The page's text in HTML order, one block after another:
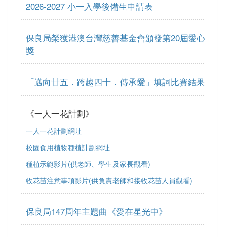
2026-2027 小一入學後備生申請表
保良局榮獲港澳台灣慈善基金會頒發第20屆愛心
獎
「邁向廿五．跨越四十．傳承愛」填詞比賽結果
《一人一花計劃》
一人一花計劃網址
校園食用植物種植計劃網址
種植示範影片(供老師、學生及家長觀看)
收花苗注意事項影片(供負責老師和接收花苗人員觀看)
保良局147周年主題曲《愛在星光中》